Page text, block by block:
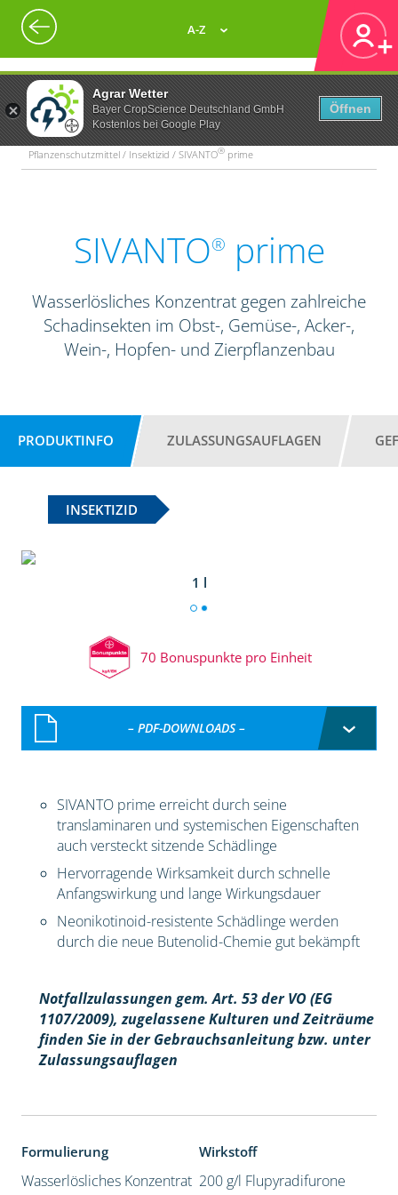
Agrar Wetter
Bayer CropScience Deutschland GmbH
Kostenlos bei Google Play
Öffnen
A-Z
Pflanzenschutzmittel / Insektizid / SIVANTO® prime
SIVANTO® prime
Wasserlösliches Konzentrat gegen zahlreiche
Schadinsekten im Obst-, Gemüse-, Acker-,
Wein-, Hopfen- und Zierpflanzenbau
PRODUKTINFO ZULASSUNGSAUFLAGEN
INSEKTIZID
1 l
70 Bonuspunkte pro Einheit
– PDF-DOWNLOADS –
SIVANTO prime erreicht durch seine
translaminaren und systemischen Eigenschaften
auch versteckt sitzende Schädlinge
Hervorragende Wirksamkeit durch schnelle
Anfangswirkung und lange Wirkungsdauer
Neonikotinoid-resistente Schädlinge werden
durch die neue Butenolid-Chemie gut bekämpft
Notfallzulassungen gem. Art. 53 der VO (EG
1107/2009), zugelassene Kulturen und Zeiträume
finden Sie in der Gebrauchsanleitung bzw. unter
Zulassungsauflagen
Formulierung
Wasserlösliches Konzentrat
Wirkstoff
200 g/l Flupyradifurone